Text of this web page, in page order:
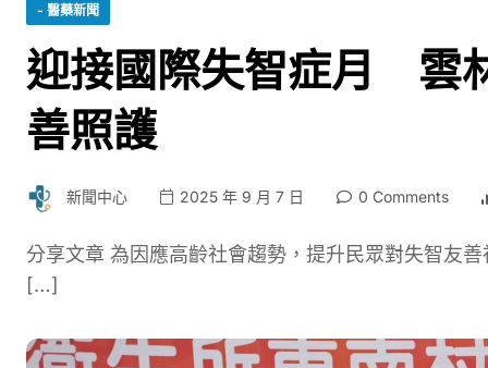
- 醫藥新聞
迎接國際失智症月 雲
善照護
新聞中心 2025 年 9 月 7 日 0 Comments
分享文章 為因應高齡社會趨勢，提升民眾對失智友
[…]